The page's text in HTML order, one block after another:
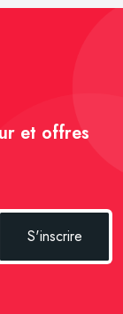
et offres
S'inscrire